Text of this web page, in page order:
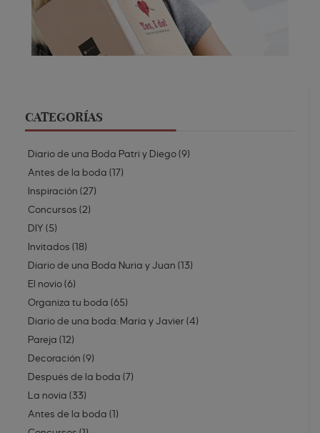
CATEGORÍAS
Diario de una Boda Patri y Diego(9)
Antes de la boda (17)
Inspiración (27)
Concursos (2)
DIY (5)
Invitados (18)
Diario de una Boda Nuria y Juan (13)
El novio(6)
Organiza tu boda (65)
Diario de una boda: María y Javier(4)
Pareja (12)
Decoración (9)
Después de la boda (7)
La novia (33)
Antes de la boda (1)